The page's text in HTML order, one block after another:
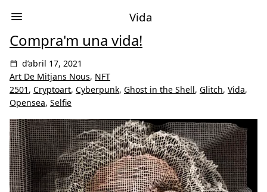
Vida
Compra'm una vida!
d’abril 17, 2021
Art De Mitjans Nous, NFT
2501 , Cryptoart, Cyberpunk, Ghost in the Shell, Glitch, Vida,
Opensea, Selfie